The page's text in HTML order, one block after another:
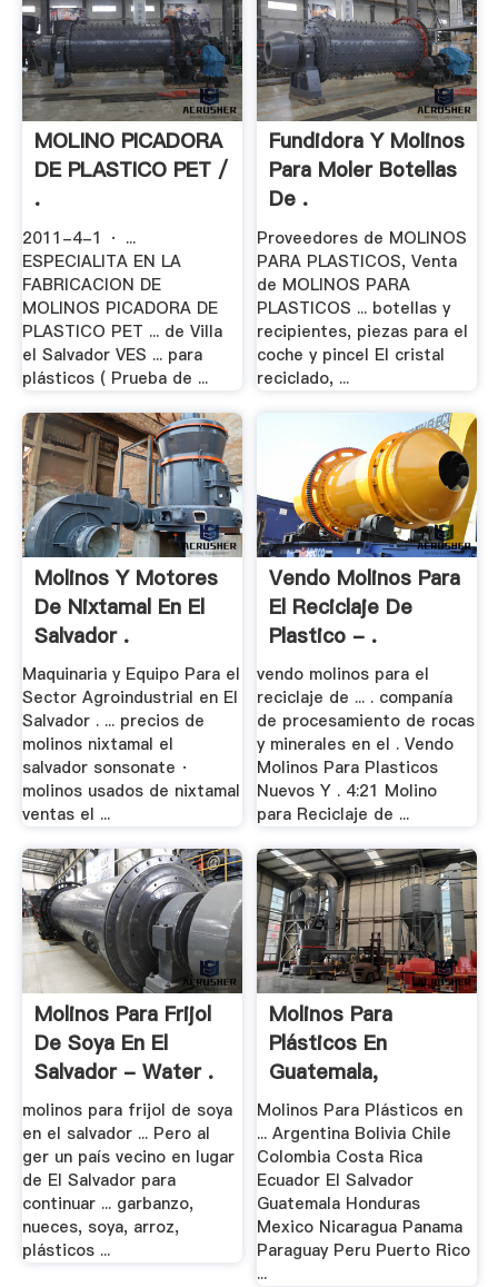
MOLINO PICADORA
DE PLASTICO PET /
.
2011-4-1 · ...
ESPECIALITA EN LA
FABRICACION DE
MOLINOS PICADORA DE
PLASTICO PET ... de Villa
el Salvador VES ... para
plásticos ( Prueba de ...
Fundidora Y Molinos
Para Moler Botellas
De .
Proveedores de MOLINOS
PARA PLASTICOS, Venta
de MOLINOS PARA
PLASTICOS ... botellas y
recipientes, piezas para el
coche y pincel El cristal
reciclado, ...
Molinos Y Motores
De Nixtamal En El
Salvador .
Maquinaria y Equipo Para el
Sector Agroindustrial en El
Salvador . ... precios de
molinos nixtamal el
salvador sonsonate ·
molinos usados de nixtamal
ventas el ...
Vendo Molinos Para
El Reciclaje De
Plastico - .
vendo molinos para el
reciclaje de ... . companía
de procesamiento de rocas
y minerales en el . Vendo
Molinos Para Plasticos
Nuevos Y . 4:21 Molino
para Reciclaje de ...
Molinos Para Frijol
De Soya En El
Salvador - Water .
molinos para frijol de soya
en el salvador ... Pero al
ger un país vecino en lugar
de El Salvador para
continuar ... garbanzo,
nueces, soya, arroz,
plásticos ...
Molinos Para
Plásticos En
Guatemala,
Directorios .
Molinos Para Plásticos en
... Argentina Bolivia Chile
Colombia Costa Rica
Ecuador El Salvador
Guatemala Honduras
Mexico Nicaragua Panama
Paraguay Peru Puerto Rico
...